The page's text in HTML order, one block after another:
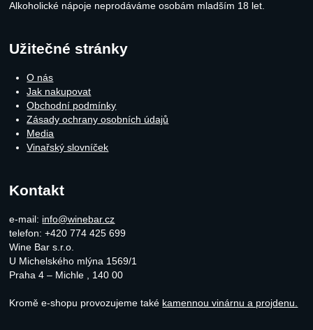
Alkoholické nápoje neprodáváme osobám mladším 18 let.
Užitečné stránky
O nás
Jak nakupovat
Obchodní podmínky
Zásady ochrany osobních údajů
Media
Vinařský slovníček
Kontakt
e-mail: info@winebar.cz
telefon: +420 774 425 699
Wine Bar s.r.o.
U Michelského mlýna 1569/1
Praha 4 – Michle , 140 00
Kromě e-shopu provozujeme také kamennou vinárnu a projdenu.